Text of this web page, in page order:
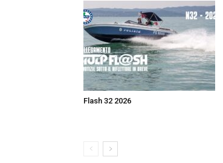
Flash 32 2026